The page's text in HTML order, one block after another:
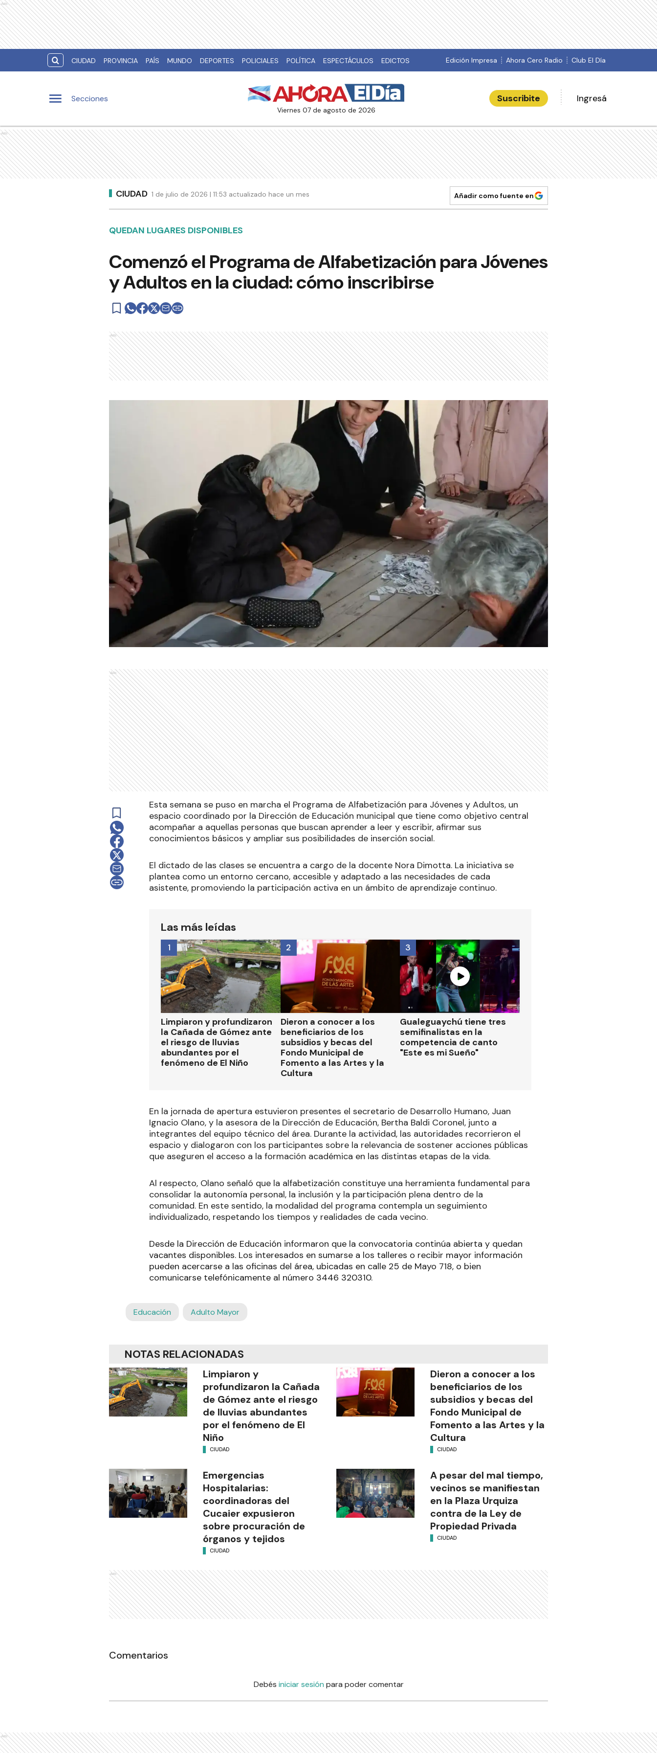
Ads
CIUDAD PROVINCIA PAÍS MUNDO DEPORTES POLICIALES POLÍTICA ESPECTÁCULOS EDICTOS Edición Impresa Ahora Cero Radio Club El Día
Secciones
viernes 07 de agosto de 2026
Suscribite Ingresá
Ads
CIUDAD 1 de julio de 2026 | 11:53 actualizado hace un mes Añadir como fuente en
QUEDAN LUGARES DISPONIBLES
Comenzó el Programa de Alfabetización para Jóvenes
y Adultos en la ciudad: cómo inscribirse
Ads
Ads
Esta semana se puso en marcha el Programa de Alfabetización para Jóvenes y Adultos, un
espacio coordinado por la Dirección de Educación municipal que tiene como objetivo central
acompañar a aquellas personas que buscan aprender a leer y escribir, afirmar sus
conocimientos básicos y ampliar sus posibilidades de inserción social.
El dictado de las clases se encuentra a cargo de la docente Nora Dimotta. La iniciativa se
plantea como un entorno cercano, accesible y adaptado a las necesidades de cada
asistente, promoviendo la participación activa en un ámbito de aprendizaje continuo.
Las más leídas
Limpiaron y profundizaron
la Cañada de Gómez ante
el riesgo de lluvias
abundantes por el
fenómeno de El Niño
1
Dieron a conocer a los
beneficiarios de los
subsidios y becas del
Fondo Municipal de
Fomento a las Artes y la
Cultura
2
Gualeguaychú tiene tres
semifinalistas en la
competencia de canto
"Este es mi Sueño"
3
En la jornada de apertura estuvieron presentes el secretario de Desarrollo Humano, Juan
Ignacio Olano, y la asesora de la Dirección de Educación, Bertha Baldi Coronel, junto a
integrantes del equipo técnico del área. Durante la actividad, las autoridades recorrieron el
espacio y dialogaron con los participantes sobre la relevancia de sostener acciones públicas
que aseguren el acceso a la formación académica en las distintas etapas de la vida.
Al respecto, Olano señaló que la alfabetización constituye una herramienta fundamental para
consolidar la autonomía personal, la inclusión y la participación plena dentro de la
comunidad. En este sentido, la modalidad del programa contempla un seguimiento
individualizado, respetando los tiempos y realidades de cada vecino.
Desde la Dirección de Educación informaron que la convocatoria continúa abierta y quedan
vacantes disponibles. Los interesados en sumarse a los talleres o recibir mayor información
pueden acercarse a las oficinas del área, ubicadas en calle 25 de Mayo 718, o bien
comunicarse telefónicamente al número 3446 320310.
Educación Adulto Mayor
NOTAS RELACIONADAS
Limpiaron y
profundizaron la Cañada
de Gómez ante el riesgo
de lluvias abundantes
por el fenómeno de El
Niño
CIUDAD
Dieron a conocer a los
beneficiarios de los
subsidios y becas del
Fondo Municipal de
Fomento a las Artes y la
Cultura
CIUDAD
Emergencias
Hospitalarias:
coordinadoras del
Cucaier expusieron
sobre procuración de
órganos y tejidos
CIUDAD
A pesar del mal tiempo,
vecinos se manifiestan
en la Plaza Urquiza
contra de la Ley de
Propiedad Privada
CIUDAD
Ads
Comentarios
Debés iniciar sesión para poder comentar
Ads